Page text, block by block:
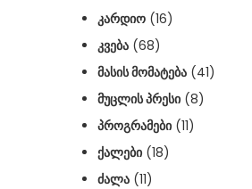
ᲙᲐᲠᲓᲘᲝ (16)
ᲙᲕᲔᲑᲐ (68)
ᲛᲐᲡᲘᲡ ᲛᲝᲛᲐᲢᲔᲑᲐ (41)
ᲛᲣᲪᲚᲘᲡ ᲞᲠᲔᲡᲘ (8)
ᲞᲠᲝᲒᲠᲐᲛᲔᲑᲘ (11)
ᲥᲐᲚᲔᲑᲘ (18)
ᲫᲐᲚᲐ (11)